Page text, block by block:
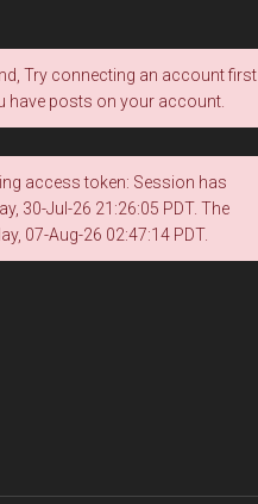
Try connecting an account first
have posts on your account.
access token: Session has
30-Jul-26 21:26:05 PDT. The
07-Aug-26 02:47:14 PDT.